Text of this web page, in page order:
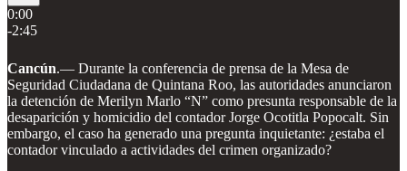
0:00
-2:45
Cancún.— Durante la conferencia de prensa de la Mesa de
Seguridad Ciudadana de Quintana Roo, las autoridades anunciaron
la detención de Merilyn Marlo “N” como presunta responsable de la
desaparición y homicidio del contador Jorge Ocotitla Popocalt. Sin
embargo, el caso ha generado una pregunta inquietante: ¿estaba el
contador vinculado a actividades del crimen organizado?